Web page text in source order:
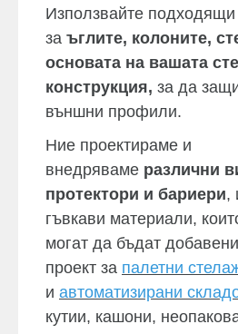
Използвайте подходящи
за ъглите, колоните,
основата на вашата
конструкция, за да
външни профили.
Ние проектираме и
внедряваме различни
протектори и бариери,
гъвкави материали,
могат да бъдат
проект за палетни
и автоматизирани
кутии, кашони,